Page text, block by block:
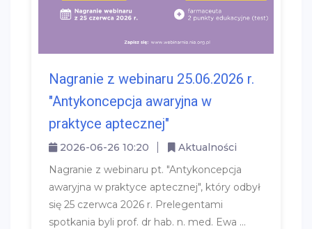
Nagranie z webinaru 25.06.2026 r.
"Antykoncepcja awaryjna w
praktyce aptecznej"
2026-06-26 10:20
Aktualności
Nagranie z webinaru pt. "Antykoncepcja
awaryjna w praktyce aptecznej", który odbył
się 25 czerwca 2026 r. Prelegentami
spotkania byli prof. dr hab. n. med. Ewa ...